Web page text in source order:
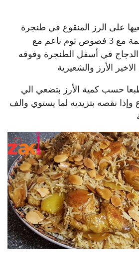
على الرز المنقوع في طنجرة
الطبخ بتقلي بصلة ناعمة مع 3 فصوص ثوم ناعم مع
في أسفل الطنجرة وفوقه
الأرز والشعيرية
حسب كمية الأرز بتضعي الي
وإذا نقصه بتزيديه لما يستوي والف